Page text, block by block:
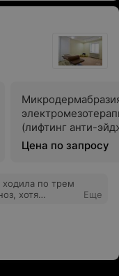
(лифтинг анти-
Цена по запросу
по трем
хотя
Целый год
и
в нордине ни
Еще